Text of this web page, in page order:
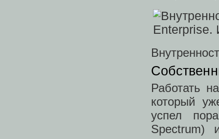
Работать
который
успел